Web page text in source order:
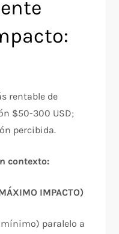
rentable de
$50-300 USD;
percibida.
contexto:
IMPACTO)
mínimo) paralelo a